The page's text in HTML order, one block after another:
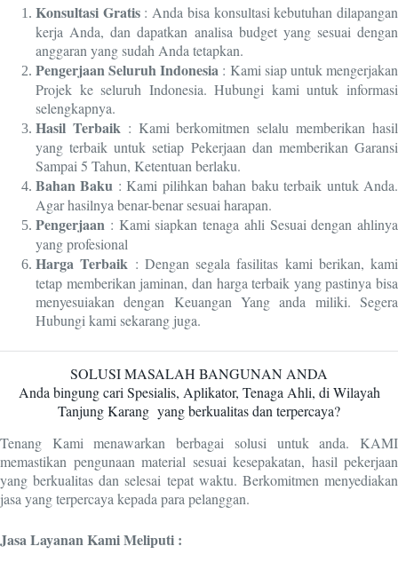
Konsultasi Gratis: Anda bisa konsultasi kebutuhan dilapangan
kerja Anda, dan dapatkan analisa budget yang sesuai dengan
anggaran yang sudah Anda tetapkan.
Pengerjaan Seluruh Indonesia : Kami siap untuk mengerjakan
Projek ke seluruh Indonesia. Hubungi kami untuk informasi
selengkapnya.
Hasil Terbaik : Kami berkomitmen selalu memberikan hasil
yang terbaik untuk setiap Pekerjaan dan memberikan Garansi
Sampai 5 Tahun, Ketentuan berlaku.
Bahan Baku : Kami pilihkan bahan baku terbaik untuk Anda.
Agar hasilnya benar-benar sesuai harapan.
Pengerjaan : Kami siapkan tenaga ahli Sesuai dengan ahlinya
yang profesional
Harga Terbaik : Dengan segala fasilitas kami berikan, kami
tetap memberikan jaminan, dan harga terbaik yang pastinya bisa
menyesuiakan dengan Keuangan Yang anda miliki. Segera
Hubungi kami sekarang juga.
SOLUSI MASALAH BANGUNAN ANDA
Anda bingung cari Spesialis, Aplikator, Tenaga Ahli, di Wilayah
Tanjung Karang yang berkualitas dan terpercaya?
Tenang Kami menawarkan berbagai solusi untuk anda. KAMI
memastikan pengunaan material sesuai kesepakatan, hasil pekerjaan
yang berkualitas dan selesai tepat waktu. Berkomitmen menyediakan
jasa yang terpercaya kepada para pelanggan.
Jasa Layanan Kami Meliputi :